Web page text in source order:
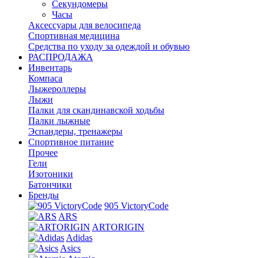
Секундомеры
Часы
Аксессуары для велосипеда
Спортивная медицина
Средства по уходу за одеждой и обувью
РАСПРОДАЖА
Инвентарь
Компаса
Лыжероллеры
Лыжи
Палки для скандинавской ходьбы
Палки лыжные
Эспандеры, тренажеры
Спортивное питание
Прочее
Гели
Изотоники
Батончики
Бренды
905 VictoryCode
ARS
ARTORIGIN
Adidas
Asics